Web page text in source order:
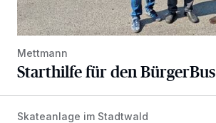
Mettmann
Starthilfe für den BürgerBus
Auf vier Rollen zu mehr Selbstvertrauen
Skateanlage im Stadtwald